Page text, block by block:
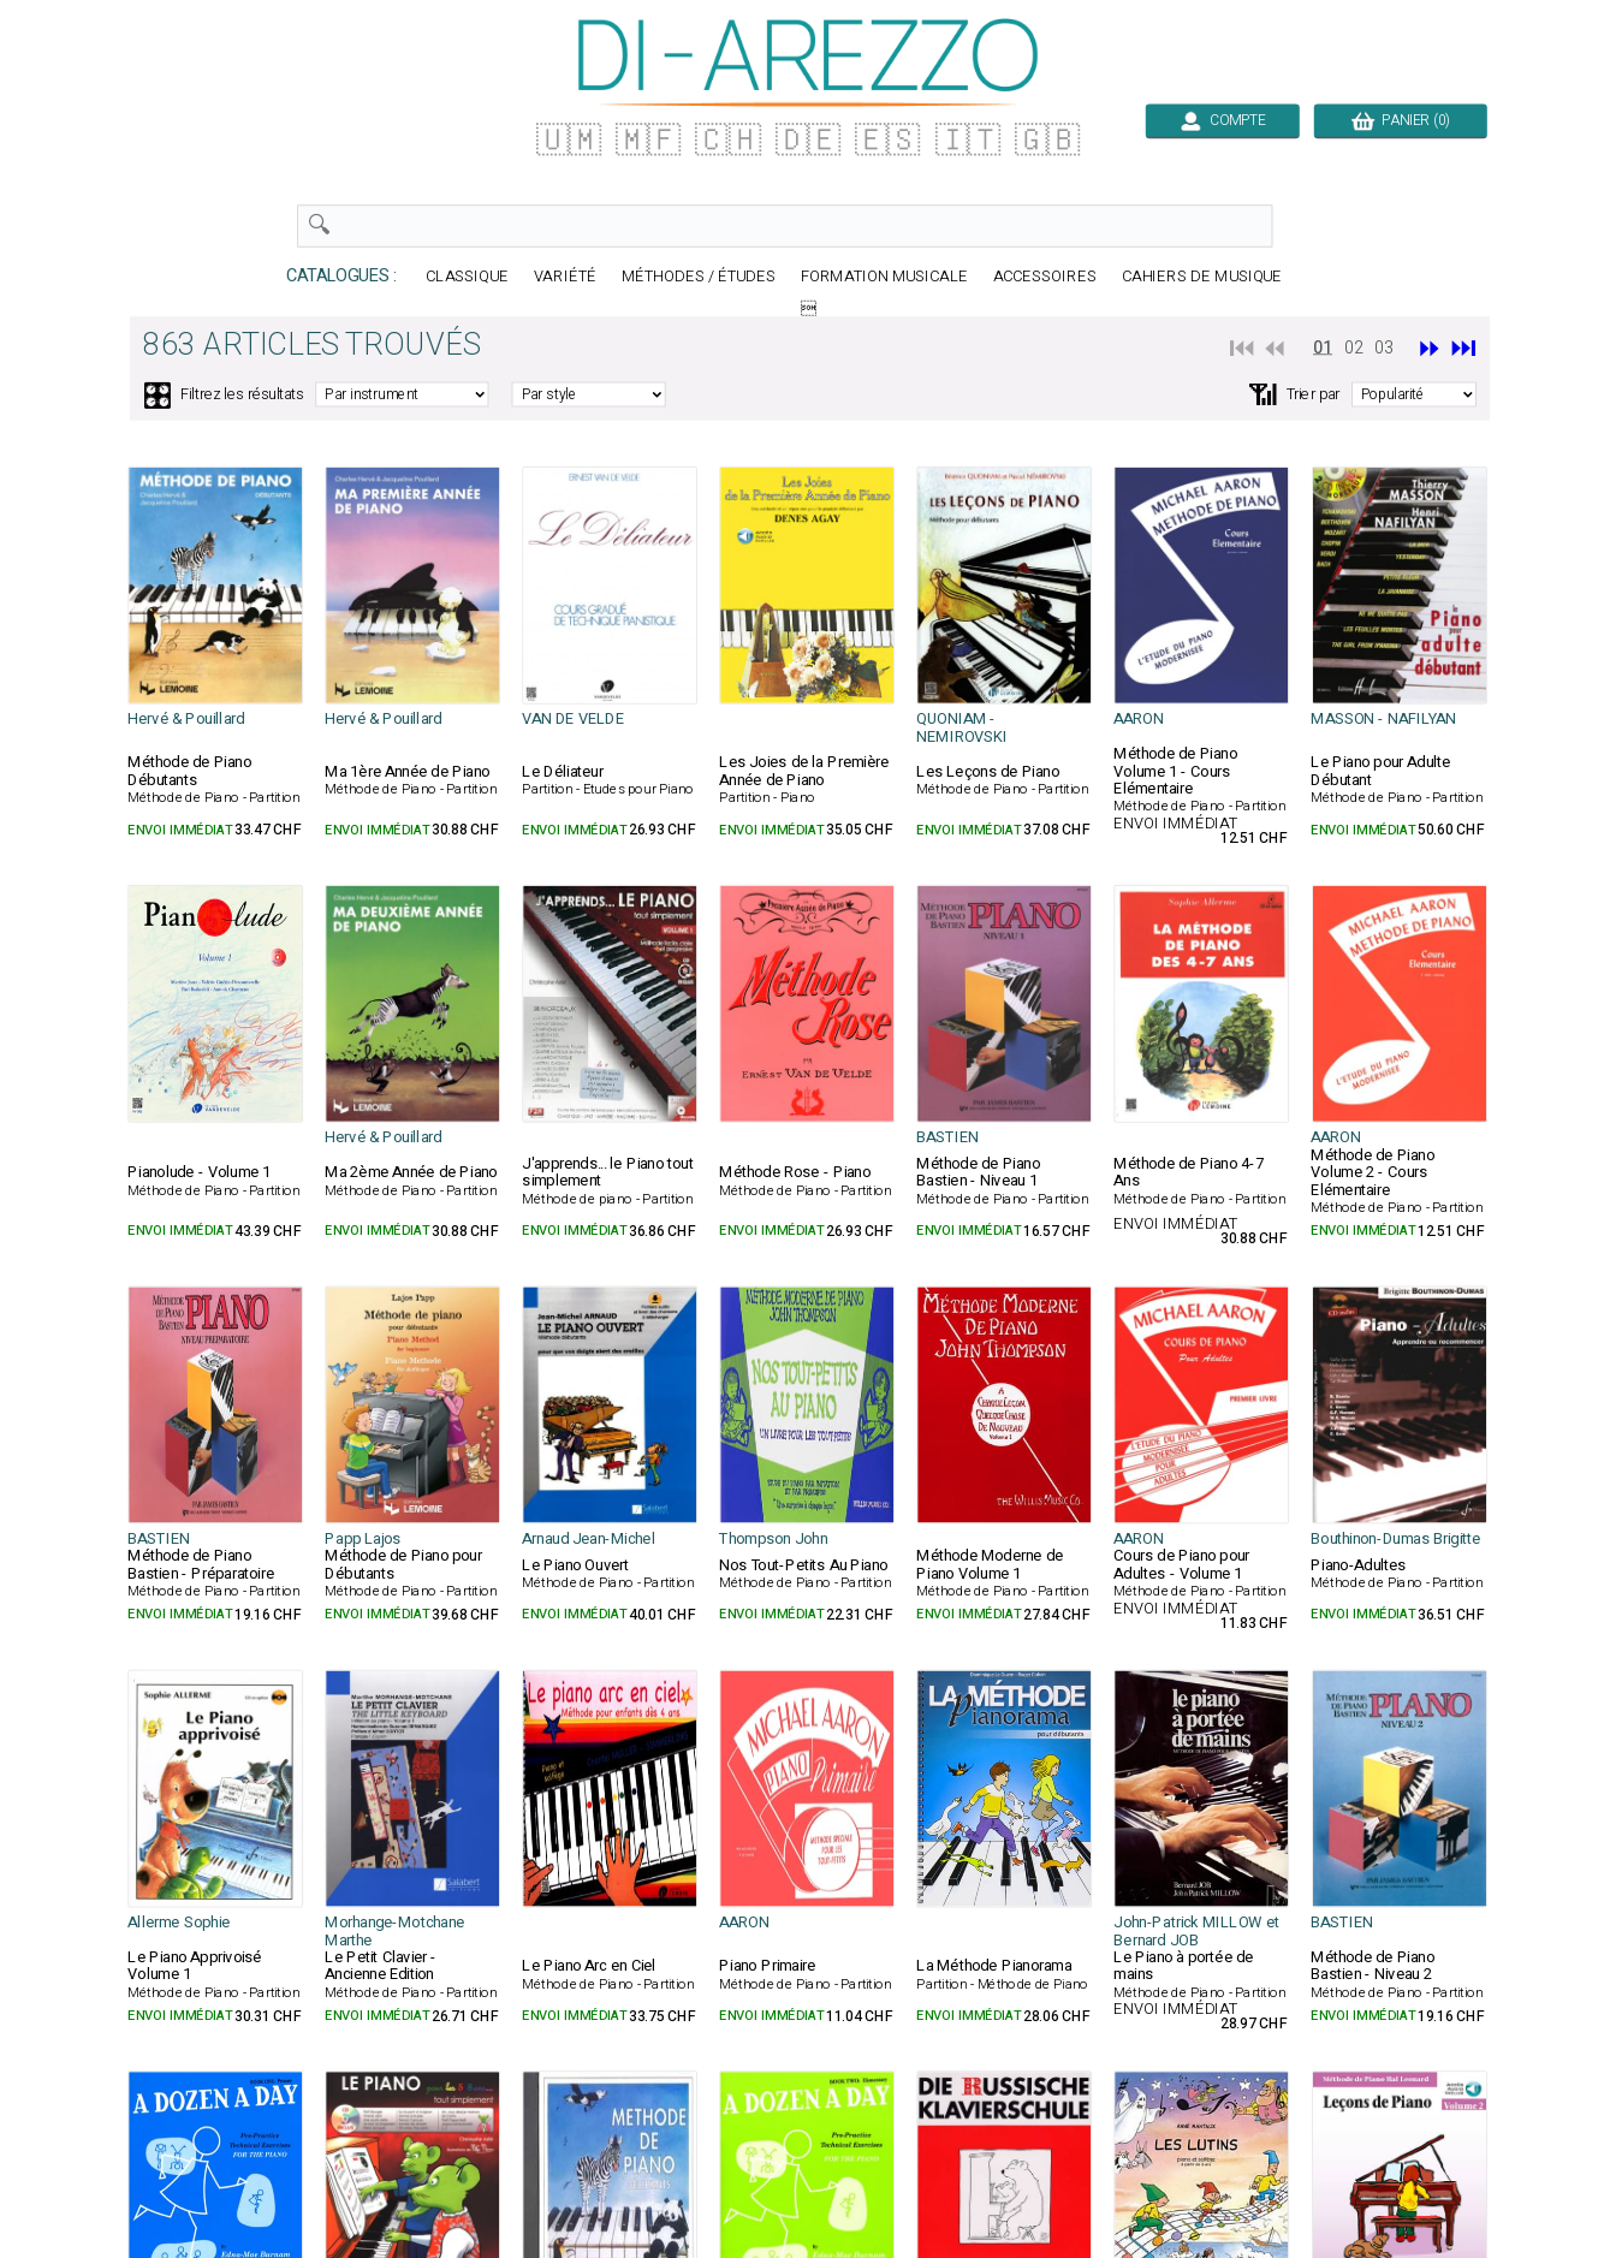
🇺🇲 🇲🇫 🇨🇭 🇩🇪 🇪🇸 🇮🇹 🇬🇧 COMPTE PANIER (0)
CATALOGUES : CLASSIQUE VARIÉTÉ MÉTHODES / ÉTUDES FORMATION MUSICALE ACCESSOIRES
CAHIERS DE MUSIQUE

863 ARTICLES TROUVÉS ⏮️ ⏪ 01 02 03 ⏩ ⏭️
🎛️ Filtrez les résultats 📶 Trier par
Hervé & Pouillard Hervé & Pouillard VAN DE VELDE QUONIAM -
NEMIROVSKI
AARON
MASSON - NAFILYAN
Méthode de Piano
Débutants
Méthode de Piano - Partition
Ma 1ère Année de Piano
Méthode de Piano - Partition
Le Déliateur
Partition - Etudes pour Piano
Les Joies de la Première
Année de Piano
Partition - Piano
Les Leçons de Piano
Méthode de Piano - Partition
Méthode de Piano
Volume 1 - Cours
Elémentaire
Méthode de Piano - Partition
Le Piano pour Adulte
Débutant
Méthode de Piano - Partition
ENVOI IMMÉDIAT33.47 CHF ENVOI IMMÉDIAT30.88 CHF ENVOI IMMÉDIAT26.93 CHF ENVOI IMMÉDIAT35.05 CHF ENVOI IMMÉDIAT37.08 CHF ENVOI IMMÉDIAT
12.51 CHF ENVOI IMMÉDIAT50.60 CHF
Hervé & Pouillard BASTIEN
AARON
Pianolude - Volume 1
Méthode de Piano - Partition
Ma 2ème Année de Piano
Méthode de Piano - Partition
J'apprends... le Piano tout
simplement
Méthode de piano - Partition
Méthode Rose - Piano
Méthode de Piano - Partition
Méthode de Piano
Bastien - Niveau 1
Méthode de Piano - Partition
Méthode de Piano 4-7
Ans
Méthode de Piano - Partition
Méthode de Piano
Volume 2 - Cours
Elémentaire
Méthode de Piano - Partition
ENVOI IMMÉDIAT43.39 CHF ENVOI IMMÉDIAT30.88 CHF ENVOI IMMÉDIAT36.86 CHF ENVOI IMMÉDIAT26.93 CHF ENVOI IMMÉDIAT16.57 CHF ENVOI IMMÉDIAT
30.88 CHF ENVOI IMMÉDIAT12.51 CHF
BASTIEN Papp Lajos Arnaud Jean-Michel Thompson John AARON Bouthinon-Dumas Brigitte
Méthode de Piano
Bastien - Préparatoire
Méthode de Piano - Partition
Méthode de Piano pour
Débutants
Méthode de Piano - Partition
Le Piano Ouvert
Méthode de Piano - Partition
Nos Tout-Petits Au Piano
Méthode de Piano - Partition
Méthode Moderne de
Piano Volume 1
Méthode de Piano - Partition
Cours de Piano pour
Adultes - Volume 1
Méthode de Piano - Partition
Piano-Adultes
Méthode de Piano - Partition
ENVOI IMMÉDIAT19.16 CHF ENVOI IMMÉDIAT39.68 CHF ENVOI IMMÉDIAT40.01 CHF ENVOI IMMÉDIAT22.31 CHF ENVOI IMMÉDIAT27.84 CHF ENVOI IMMÉDIAT
11.83 CHF ENVOI IMMÉDIAT36.51 CHF
Allerme Sophie Morhange-Motchane
Marthe
AARON John-Patrick MILLOW et
Bernard JOB
BASTIEN
Le Piano Apprivoisé
Volume 1
Méthode de Piano - Partition
Le Petit Clavier -
Ancienne Edition
Méthode de Piano - Partition
Le Piano Arc en Ciel
Méthode de Piano - Partition
Piano Primaire
Méthode de Piano - Partition
La Méthode Pianorama
Partition - Méthode de Piano
Le Piano à portée de
mains
Méthode de Piano - Partition
Méthode de Piano
Bastien - Niveau 2
Méthode de Piano - Partition
ENVOI IMMÉDIAT30.31 CHF ENVOI IMMÉDIAT26.71 CHF ENVOI IMMÉDIAT33.75 CHF ENVOI IMMÉDIAT11.04 CHF ENVOI IMMÉDIAT28.06 CHF ENVOI IMMÉDIAT
28.97 CHF ENVOI IMMÉDIAT19.16 CHF